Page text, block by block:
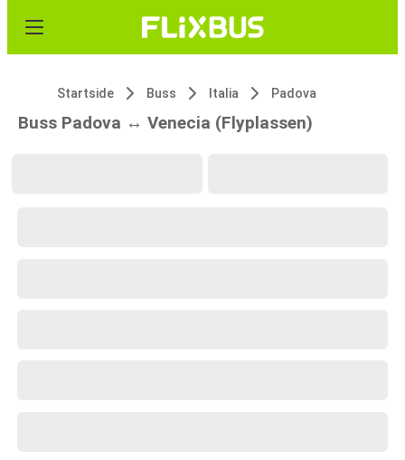
Startside Buss Italia Padova
Buss Padova ↔ Venecia (Flyplassen)